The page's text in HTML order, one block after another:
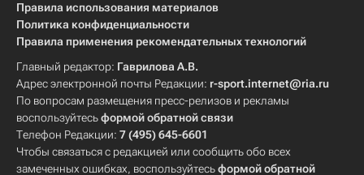
Правила использования материалов
Политика конфиденциальности
Правила применения рекомендательных технологий
Главный редактор: Гаврилова А.В.
Адрес электронной почты Редакции: r-sport.internet@ria.ru
По вопросам размещения пресс-релизов и рекламы
воспользуйтесьформой обратной связи
Телефон Редакции: 7 (495) 645-6601
Чтобы связаться с редакцией или сообщить обо всех
замеченных ошибках, воспользуйтесьформой обратной